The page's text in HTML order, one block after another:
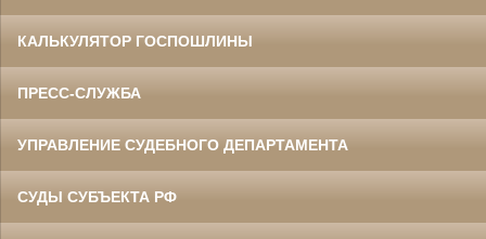
КАЛЬКУЛЯТОР ГОСПОШЛИНЫ
ПРЕСС-СЛУЖБА
УПРАВЛЕНИЕ СУДЕБНОГО ДЕПАРТАМЕНТА
СУДЫ СУБЪЕКТА РФ